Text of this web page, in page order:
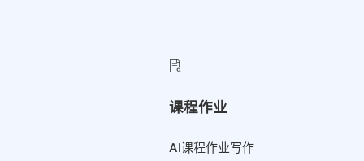
课程作业
AI课程作业写作